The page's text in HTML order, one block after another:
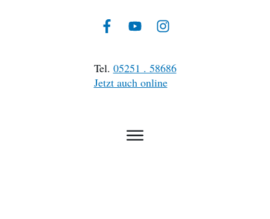
Tel. 05251 . 58686
Jetzt auch online